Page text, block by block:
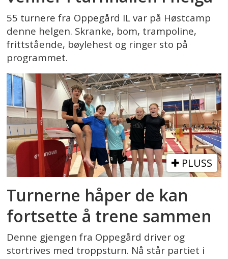
55 turnere fra Oppegård IL var på Høstcamp
denne helgen. Skranke, bom, trampoline,
frittstående, bøylehest og ringer sto på
programmet.
PLUSS
Turnerne håper de kan
fortsette å trene sammen
Denne gjengen fra Oppegård driver og
stortrives med troppsturn. Nå står partiet i